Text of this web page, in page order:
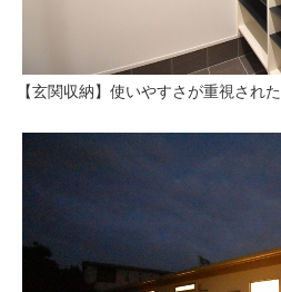
【玄関収納】使いやすさが重視され